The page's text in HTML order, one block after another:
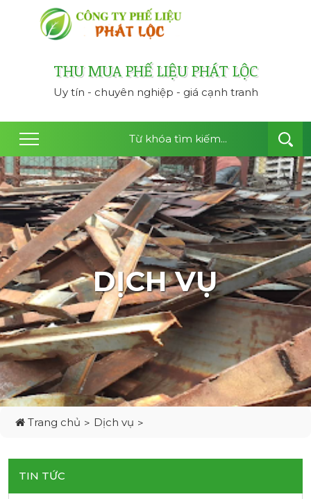
THU MUA PHẾ LIỆU PHÁT LỘC
Uy tín - chuyên nghiệp - giá cạnh tranh
DỊCH VỤ
Trang chủ Dịch vụ
TIN TỨC